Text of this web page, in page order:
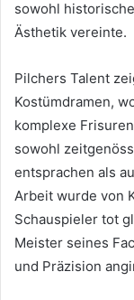
sowohl
Ästhetik vereinte.
Pilchers Talent
Kostümdramen,
komplexe
sowohl
entsprachen als
Arbeit wurde von
Schauspieler tot
Meister seines
und Präzision